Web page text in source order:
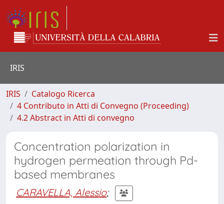
IRIS
IRIS
Catalogo Ricerca
4 Contributo in Atti di Convegno (Proceeding)
4.2 Abstract in Atti di convegno
Concentration polarization in
hydrogen permeation through Pd-
based membranes
CARAVELLA, Alessio;